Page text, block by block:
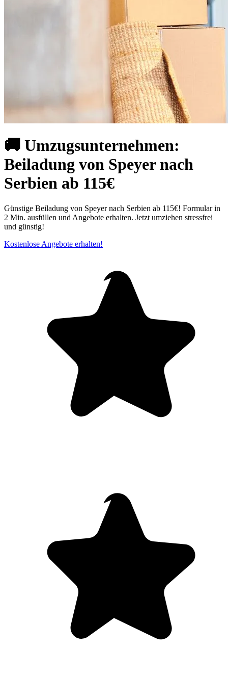
🚚 Umzugsunternehmen:
Beiladung von Speyer nach
Serbien ab 115€
Günstige Beiladung von Speyer nach Serbien ab 115€! Formular in
2 Min. ausfüllen und Angebote erhalten. Jetzt umziehen stressfrei
und günstig!
Kostenlose Angebote erhalten!